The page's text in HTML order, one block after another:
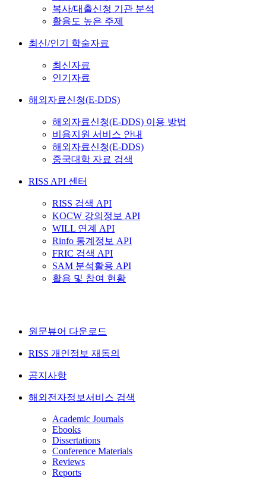
복사/대출신청 기관 분석
활용도 높은 주제
최신/인기 학술자료
최신자료
인기자료
해외자료신청(E-DDS)
해외자료신청(E-DDS) 이용 방법
비용지원 서비스 안내
해외자료신청(E-DDS)
중국대학 자료 검색
RISS API 센터
RISS 검색 API
KOCW 강의정보 API
WILL 연계 API
Rinfo 통계정보 API
FRIC 검색 API
SAM 분석활용 API
활용 및 참여 현황
원문뷰어 다운로드
RISS 개인정보 재동의
공지사항
해외전자정보서비스 검색
Academic Journals
Ebooks
Dissertations
Conference Materials
Reviews
Reports